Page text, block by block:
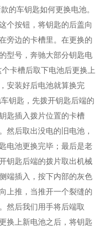
的车钥匙如何更换电池。
个按钮，将钥匙的后盖向
旁边的卡槽里。在更换的
型号，奔驰大部分钥匙电
个卡槽后取下电池后更换上
安装好后电池就算换完
钥匙，先拨开钥匙后端的
匙插入拨片位置的卡槽
然后取出没电的旧电池，
电池更换完毕；最后是老
钥匙后端的拨片取出机械
端插入，按下内部的灰色
上推，当推开一个裂缝的
然后我们用手将后端取
换上新电池之后，将钥匙